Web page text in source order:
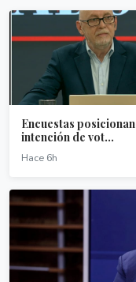
Encuestas
intención de vot...
Hace 6h